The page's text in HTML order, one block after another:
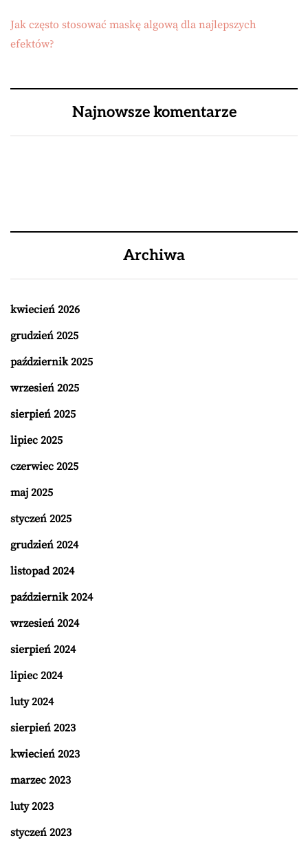
Jak często stosować maskę algową dla najlepszych
efektów?
Najnowsze komentarze
Archiwa
kwiecień 2026
grudzień 2025
październik 2025
wrzesień 2025
sierpień 2025
lipiec 2025
czerwiec 2025
maj 2025
styczeń 2025
grudzień 2024
listopad 2024
październik 2024
wrzesień 2024
sierpień 2024
lipiec 2024
luty 2024
sierpień 2023
kwiecień 2023
marzec 2023
luty 2023
styczeń 2023